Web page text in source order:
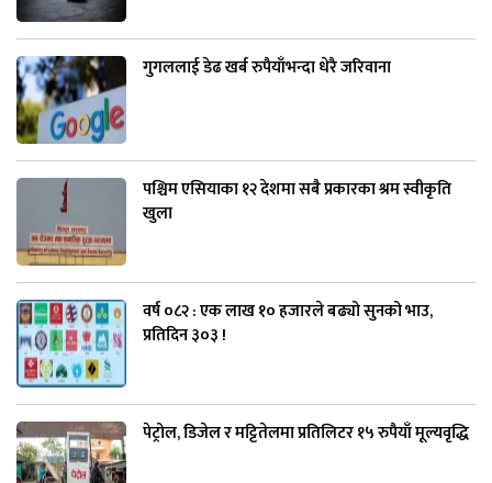
गुगललाई डेढ खर्ब रुपैयाँभन्दा धेरै जरिवाना
पश्चिम एसियाका १२ देशमा सबै प्रकारका श्रम स्वीकृति
खुला
वर्ष ०८२ : एक लाख १० हजारले बढ्यो सुनको भाउ,
प्रतिदिन ३०३ !
पेट्रोल, डिजेल र मट्टितेलमा प्रतिलिटर १५ रुपैयाँ मूल्यवृद्धि